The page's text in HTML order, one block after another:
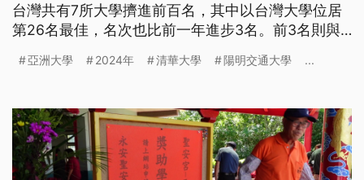
台灣共有7所大學擠進前百名，其中以台灣大學位居
第26名最佳，名次也比前一年進步3名。前3名則與
京大學以及新加坡國立大學獲得。
亞洲大學 2024年 清華大學 陽明交通大學 ...